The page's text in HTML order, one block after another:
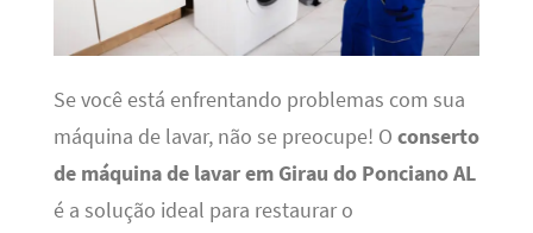
Se você está enfrentando problemas com sua
máquina de lavar, não se preocupe! O conserto
de máquina de lavar em Girau do Ponciano AL
é a solução ideal para restaurar o